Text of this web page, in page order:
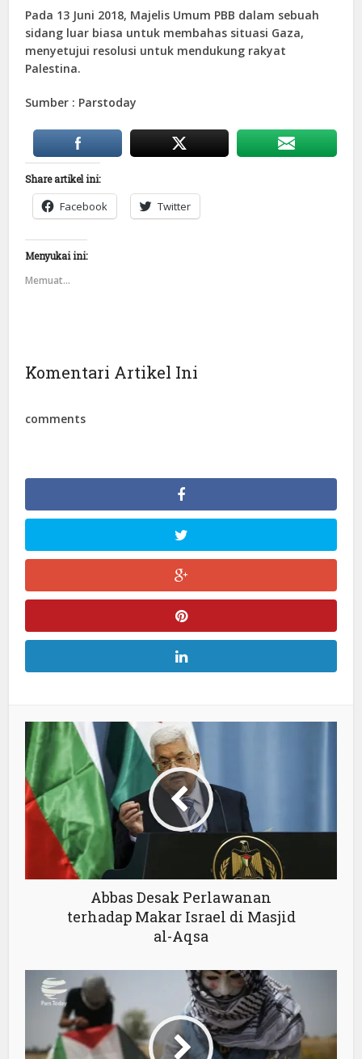
Pada 13 Juni 2018, Majelis Umum PBB dalam sebuah
sidang luar biasa untuk membahas situasi Gaza,
menyetujui resolusi untuk mendukung rakyat
Palestina.
Sumber : Parstoday
Share artikel ini:
Facebook Twitter
Menyukai ini:
Memuat...
Komentari Artikel Ini
comments
Abbas Desak Perlawanan
terhadap Makar Israel di Masjid
al-Aqsa